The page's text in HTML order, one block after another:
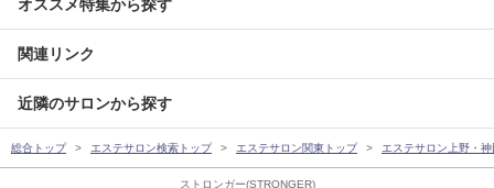
ストロンガー(STRONGER)
オススメ特集から探す
関連リンク
近隣のサロンから探す
総合トップ エステサロン検索トップ エステサロン関東トップ エステサロン上野・